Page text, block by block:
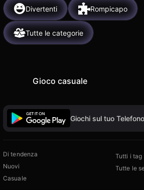
Divertenti Rompicapo
Tutte le categorie
Gioco casuale
Giochi sul tuo
Di tendenza
Nuovi
Casuale
Tutti i tag
Tutte le